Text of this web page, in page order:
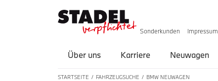
Sonderkunden Impressum
Über uns Karriere Neuwagen
STARTSEITE FAHRZEUGSUCHE BMW NEUWAGEN